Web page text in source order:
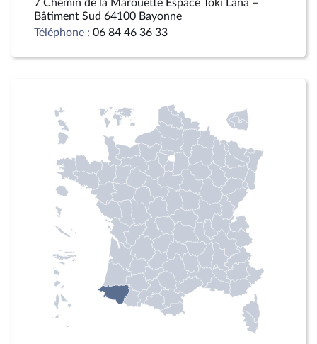
7 Chemin de la Marouette Espace Toki Lana –
Bâtiment Sud 64100 Bayonne
Téléphone : 06 84 46 36 33